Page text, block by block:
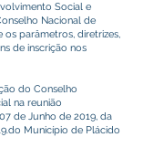
Social e
Nacional de
os parâmetros, diretrizes,
de inscrição nos
do Conselho
na reunião
de Junho de 2019, da
Município de Plácido